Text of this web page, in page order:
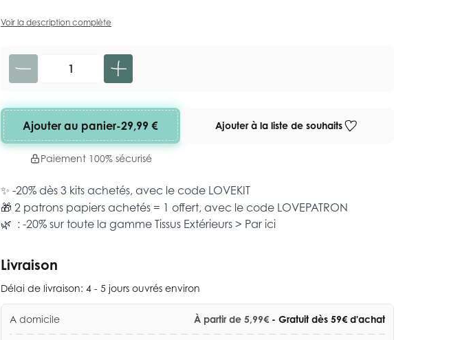
Voir la description complète
Quantité
Ajouter au panier-29,99 €
Paiement 100% sécurisé
Ajouter à la liste de souhaits
✨ -20% dès 3 kits achetés, avec le code LOVEKIT
🎁 2 patrons papiers achetés = 1 offert, avec le code LOVEPATRON
🌿 : -20% sur toute la gamme Tissus Extérieurs > Par ici
Livraison
Délai de livraison: 4 - 5 jours ouvrés environ
A domicile À partir de 5,99€ - Gratuit dès 59€ d'achat